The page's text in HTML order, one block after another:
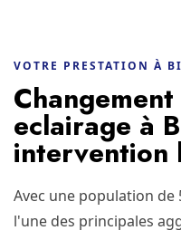
VOTRE PRESTATION À
eclairage à
intervention
Avec une population de
l'une des principales